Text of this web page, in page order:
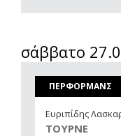
σάββατο
ΠΕΡΦΟΡΜΑΝΣ
Ευριπίδης
ΤΟΥΡΝΕ